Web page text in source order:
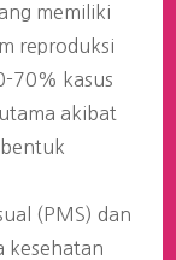
memiliki
reproduksi
70% kasus
akibat
(PMS) dan
kesehatan